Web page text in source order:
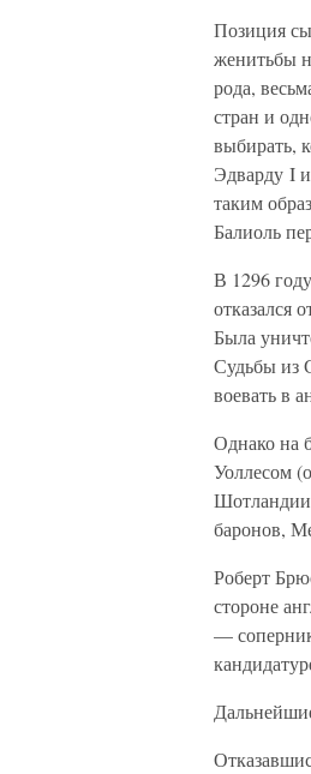
Позиция
женитьбы
рода,
стран и
выбирать,
Эдварду I
таким
Балиоль
В 1296
отказался
Была
Судьбы из
воевать в
Однако на
Уоллесом
Шотландии,
баронов,
Роберт
стороне
—